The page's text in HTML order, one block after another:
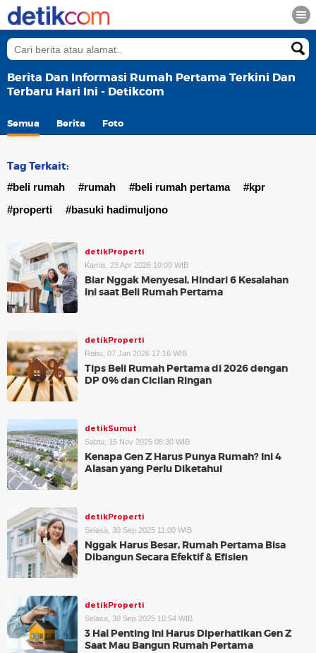
Berita Dan Informasi Rumah Pertama Terkini Dan
Terbaru Hari Ini - Detikcom
Semua Berita Foto
Tag Terkait:
#beli rumah #rumah #beli rumah pertama
#kpr
#properti
#basuki hadimuljono
detikProperti
Kamis, 23 Apr 2026 10:00 WIB
Biar Nggak Menyesal, Hindari 6 Kesalahan
Ini saat Beli Rumah Pertama
detikProperti
Rabu, 07 Jan 2026 17:16 WIB
Tips Beli Rumah Pertama di 2026 dengan
DP 0% dan Cicilan Ringan
detikSumut
Sabtu, 15 Nov 2025 08:30 WIB
Kenapa Gen Z Harus Punya Rumah? Ini 4
Alasan yang Perlu Diketahui
detikProperti
Selasa, 30 Sep 2025 11:00 WIB
Nggak Harus Besar, Rumah Pertama Bisa
Dibangun Secara Efektif & Efisien
detikProperti
Selasa, 30 Sep 2025 10:54 WIB
3 Hal Penting Ini Harus Diperhatikan Gen Z
Saat Mau Bangun Rumah Pertama